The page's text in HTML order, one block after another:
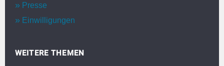
Presse
Einwilligungen
WEITERE THEMEN